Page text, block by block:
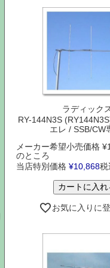
ラディック
RY-144N3S
エレ / SSB/CW
メーカー希望小売価格 ¥
のところ
当店特別価格 ¥10,868税
カートに入
お気に入りに